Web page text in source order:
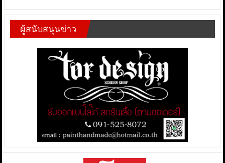
ผู้สนับสนุนข่าว